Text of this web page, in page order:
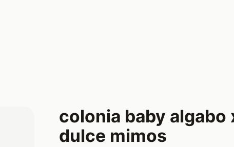
colonia baby algabo
dulce mimos